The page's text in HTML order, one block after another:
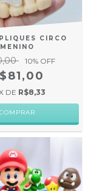
CIRCO
MENINO
10% OFF
DE R$8,33